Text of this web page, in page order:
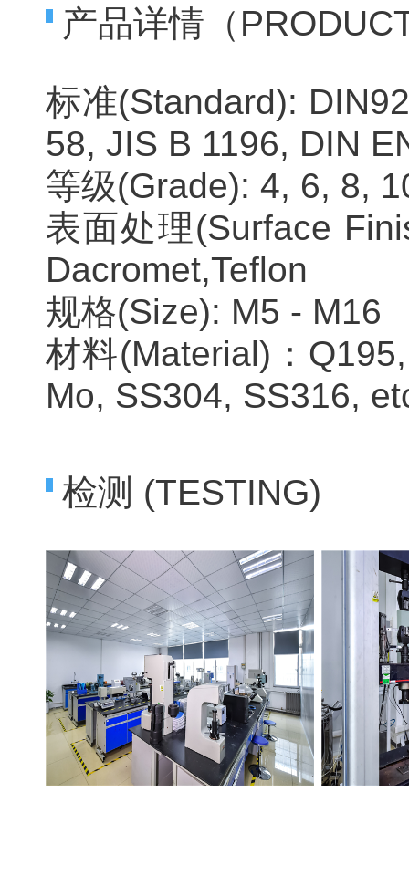
产品详情（
标准(Standard):
58, JIS B 1196, DIN
等级(Grade): 4, 6, 8,
表面处理(Surface
Dacromet,Teflon
规格(Size): M5 - M16
材料(Material)：
Mo, SS304, SS316,
检测 (TESTING)